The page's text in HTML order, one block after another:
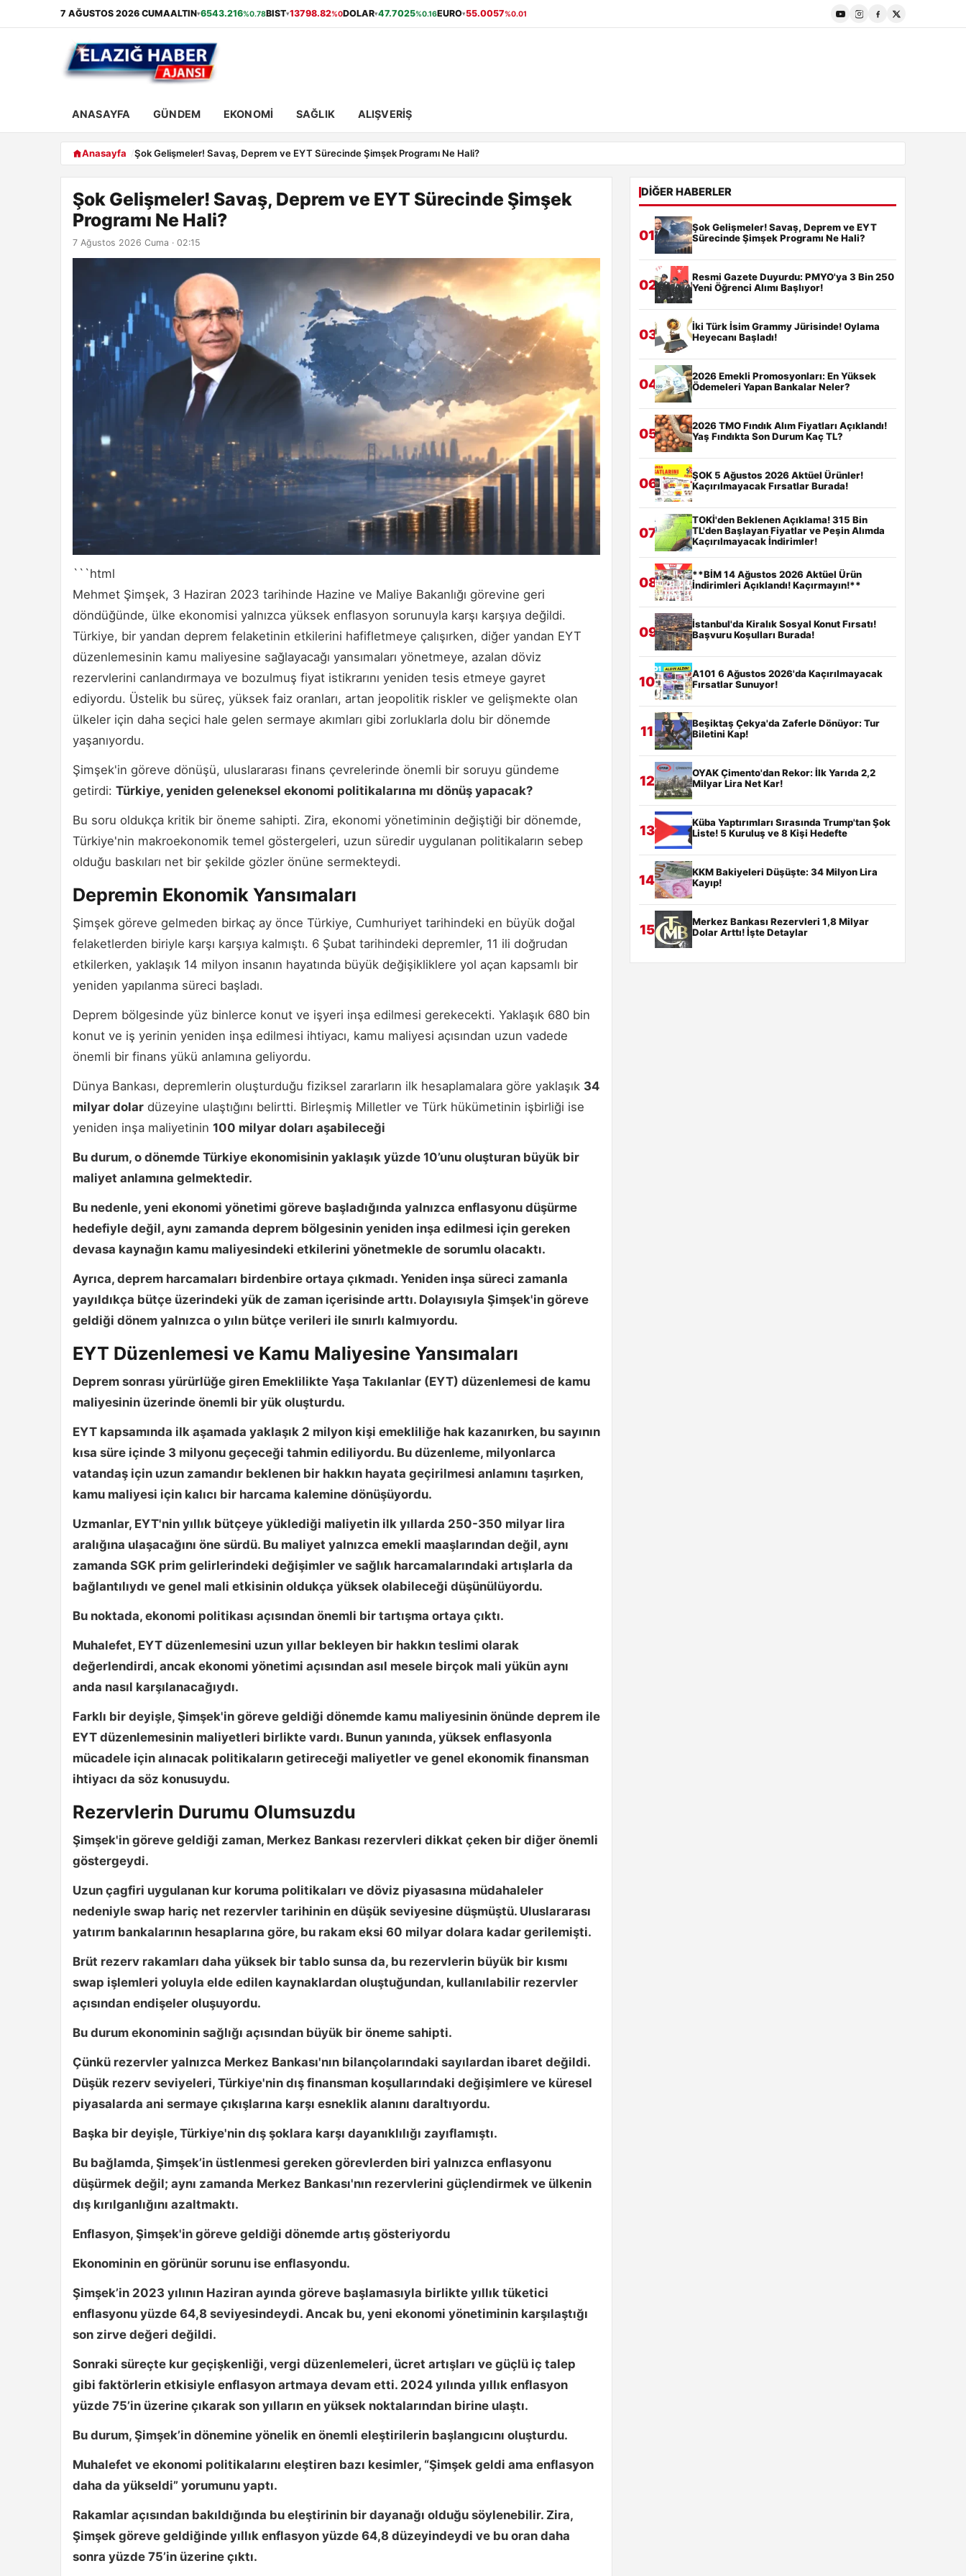
7 AĞUSTOS 2026 CUMAALTIN▾6543.216%0.78BIST▾13798.82%0DOLAR▾47.7025%0.16EURO▾55.0057%0.01
ANASAYFA GÜNDEM EKONOMI SAĞLIK ALIŞVERIŞ
Anasayfa Şok Gelişmeler! Savaş, Deprem ve EYT Sürecinde Şimşek Programı Ne Hali?
Şok Gelişmeler! Savaş, Deprem ve EYT Sürecinde Şimşek
Programı Ne Hali?
7 Ağustos 2026 Cuma · 02:15
```html
Mehmet Şimşek, 3 Haziran 2023 tarihinde Hazine ve Maliye Bakanlığı görevine geri
döndüğünde, ülke ekonomisi yalnızca yüksek enflasyon sorunuyla karşı karşıya değildi.
Türkiye, bir yandan deprem felaketinin etkilerini hafifletmeye çalışırken, diğer yandan EYT
düzenlemesinin kamu maliyesine sağlayacağı yansımaları yönetmeye, azalan döviz
rezervlerini canlandırmaya ve bozulmuş fiyat istikrarını yeniden tesis etmeye gayret
ediyordu. Üstelik bu süreç, yüksek faiz oranları, artan jeopolitik riskler ve gelişmekte olan
ülkeler için daha seçici hale gelen sermaye akımları gibi zorluklarla dolu bir dönemde
yaşanıyordu.
Şimşek'in göreve dönüşü, uluslararası finans çevrelerinde önemli bir soruyu gündeme
getirdi: Türkiye, yeniden geleneksel ekonomi politikalarına mı dönüş yapacak?
Bu soru oldukça kritik bir öneme sahipti. Zira, ekonomi yönetiminin değiştiği bir dönemde,
Türkiye'nin makroekonomik temel göstergeleri, uzun süredir uygulanan politikaların sebep
olduğu baskıları net bir şekilde gözler önüne sermekteydi.
Depremin Ekonomik Yansımaları
Şimşek göreve gelmeden birkaç ay önce Türkiye, Cumhuriyet tarihindeki en büyük doğal
felaketlerden biriyle karşı karşıya kalmıştı. 6 Şubat tarihindeki depremler, 11 ili doğrudan
etkilerken, yaklaşık 14 milyon insanın hayatında büyük değişikliklere yol açan kapsamlı bir
yeniden yapılanma süreci başladı.
Deprem bölgesinde yüz binlerce konut ve işyeri inşa edilmesi gerekecekti. Yaklaşık 680 bin
konut ve iş yerinin yeniden inşa edilmesi ihtiyacı, kamu maliyesi açısından uzun vadede
önemli bir finans yükü anlamına geliyordu.
Dünya Bankası, depremlerin oluşturduğu fiziksel zararların ilk hesaplamalara göre yaklaşık 34
milyar dolar düzeyine ulaştığını belirtti. Birleşmiş Milletler ve Türk hükümetinin işbirliği ise
yeniden inşa maliyetinin 100 milyar doları aşabileceği
Bu durum, o dönemde Türkiye ekonomisinin yaklaşık yüzde 10’unu oluşturan büyük bir
maliyet anlamına gelmektedir.
Bu nedenle, yeni ekonomi yönetimi göreve başladığında yalnızca enflasyonu düşürme
hedefiyle değil, aynı zamanda deprem bölgesinin yeniden inşa edilmesi için gereken
devasa kaynağın kamu maliyesindeki etkilerini yönetmekle de sorumlu olacaktı.
Ayrıca, deprem harcamaları birdenbire ortaya çıkmadı. Yeniden inşa süreci zamanla
yayıldıkça bütçe üzerindeki yük de zaman içerisinde arttı. Dolayısıyla Şimşek'in göreve
geldiği dönem yalnızca o yılın bütçe verileri ile sınırlı kalmıyordu.
EYT Düzenlemesi ve Kamu Maliyesine Yansımaları
Deprem sonrası yürürlüğe giren Emeklilikte Yaşa Takılanlar (EYT) düzenlemesi de kamu
maliyesinin üzerinde önemli bir yük oluşturdu.
EYT kapsamında ilk aşamada yaklaşık 2 milyon kişi emekliliğe hak kazanırken, bu sayının
kısa süre içinde 3 milyonu geçeceği tahmin ediliyordu. Bu düzenleme, milyonlarca
vatandaş için uzun zamandır beklenen bir hakkın hayata geçirilmesi anlamını taşırken,
kamu maliyesi için kalıcı bir harcama kalemine dönüşüyordu.
Uzmanlar, EYT'nin yıllık bütçeye yüklediği maliyetin ilk yıllarda 250-350 milyar lira
aralığına ulaşacağını öne sürdü. Bu maliyet yalnızca emekli maaşlarından değil, aynı
zamanda SGK prim gelirlerindeki değişimler ve sağlık harcamalarındaki artışlarla da
bağlantılıydı ve genel mali etkisinin oldukça yüksek olabileceği düşünülüyordu.
Bu noktada, ekonomi politikası açısından önemli bir tartışma ortaya çıktı.
Muhalefet, EYT düzenlemesini uzun yıllar bekleyen bir hakkın teslimi olarak
değerlendirdi, ancak ekonomi yönetimi açısından asıl mesele birçok mali yükün aynı
anda nasıl karşılanacağıydı.
Farklı bir deyişle, Şimşek'in göreve geldiği dönemde kamu maliyesinin önünde deprem ile
EYT düzenlemesinin maliyetleri birlikte vardı. Bunun yanında, yüksek enflasyonla
mücadele için alınacak politikaların getireceği maliyetler ve genel ekonomik finansman
ihtiyacı da söz konusuydu.
Rezervlerin Durumu Olumsuzdu
Şimşek'in göreve geldiği zaman, Merkez Bankası rezervleri dikkat çeken bir diğer önemli
göstergeydi.
Uzun çagfiri uygulanan kur koruma politikaları ve döviz piyasasına müdahaleler
nedeniyle swap hariç net rezervler tarihinin en düşük seviyesine düşmüştü. Uluslararası
yatırım bankalarının hesaplarına göre, bu rakam eksi 60 milyar dolara kadar gerilemişti.
Brüt rezerv rakamları daha yüksek bir tablo sunsa da, bu rezervlerin büyük bir kısmı
swap işlemleri yoluyla elde edilen kaynaklardan oluştuğundan, kullanılabilir rezervler
açısından endişeler oluşuyordu.
Bu durum ekonominin sağlığı açısından büyük bir öneme sahipti.
Çünkü rezervler yalnızca Merkez Bankası'nın bilançolarındaki sayılardan ibaret değildi.
Düşük rezerv seviyeleri, Türkiye'nin dış finansman koşullarındaki değişimlere ve küresel
piyasalarda ani sermaye çıkışlarına karşı esneklik alanını daraltıyordu.
Başka bir deyişle, Türkiye'nin dış şoklara karşı dayanıklılığı zayıflamıştı.
Bu bağlamda, Şimşek’in üstlenmesi gereken görevlerden biri yalnızca enflasyonu
düşürmek değil; aynı zamanda Merkez Bankası'nın rezervlerini güçlendirmek ve ülkenin
dış kırılganlığını azaltmaktı.
Enflasyon, Şimşek'in göreve geldiği dönemde artış gösteriyordu
Ekonominin en görünür sorunu ise enflasyondu.
Şimşek’in 2023 yılının Haziran ayında göreve başlamasıyla birlikte yıllık tüketici
enflasyonu yüzde 64,8 seviyesindeydi. Ancak bu, yeni ekonomi yönetiminin karşılaştığı
son zirve değeri değildi.
Sonraki süreçte kur geçişkenliği, vergi düzenlemeleri, ücret artışları ve güçlü iç talep
gibi faktörlerin etkisiyle enflasyon artmaya devam etti. 2024 yılında yıllık enflasyon
yüzde 75’in üzerine çıkarak son yılların en yüksek noktalarından birine ulaştı.
Bu durum, Şimşek’in dönemine yönelik en önemli eleştirilerin başlangıcını oluşturdu.
Muhalefet ve ekonomi politikalarını eleştiren bazı kesimler, “Şimşek geldi ama enflasyon
daha da yükseldi” yorumunu yaptı.
Rakamlar açısından bakıldığında bu eleştirinin bir dayanağı olduğu söylenebilir. Zira,
Şimşek göreve geldiğinde yıllık enflasyon yüzde 64,8 düzeyindeydi ve bu oran daha
sonra yüzde 75’in üzerine çıktı.
DIĞER HABERLER
01
Şok Gelişmeler! Savaş, Deprem ve EYT
Sürecinde Şimşek Programı Ne Hali?
02
Resmi Gazete Duyurdu: PMYO'ya 3 Bin 250
Yeni Öğrenci Alımı Başlıyor!
03
İki Türk İsim Grammy Jürisinde! Oylama
Heyecanı Başladı!
04
2026 Emekli Promosyonları: En Yüksek
Ödemeleri Yapan Bankalar Neler?
05
2026 TMO Fındık Alım Fiyatları Açıklandı!
Yaş Fındıkta Son Durum Kaç TL?
06
ŞOK 5 Ağustos 2026 Aktüel Ürünler!
Kaçırılmayacak Fırsatlar Burada!
07
TOKİ'den Beklenen Açıklama! 315 Bin
TL'den Başlayan Fiyatlar ve Peşin Alımda
Kaçırılmayacak İndirimler!
08
**BİM 14 Ağustos 2026 Aktüel Ürün
İndirimleri Açıklandı! Kaçırmayın!**
09
İstanbul'da Kiralık Sosyal Konut Fırsatı!
Başvuru Koşulları Burada!
10
A101 6 Ağustos 2026'da Kaçırılmayacak
Fırsatlar Sunuyor!
11
Beşiktaş Çekya'da Zaferle Dönüyor: Tur
Biletini Kap!
12
OYAK Çimento'dan Rekor: İlk Yarıda 2,2
Milyar Lira Net Kar!
13
Küba Yaptırımları Sırasında Trump'tan Şok
Liste! 5 Kuruluş ve 8 Kişi Hedefte
14
KKM Bakiyeleri Düşüşte: 34 Milyon Lira
Kayıp!
15
Merkez Bankası Rezervleri 1,8 Milyar
Dolar Arttı! İşte Detaylar